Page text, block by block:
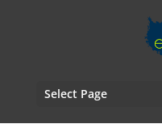
Select Page